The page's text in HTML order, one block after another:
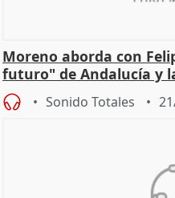
Moreno aborda con
futuro" de Andalucía y
incendios
Sonido Totales